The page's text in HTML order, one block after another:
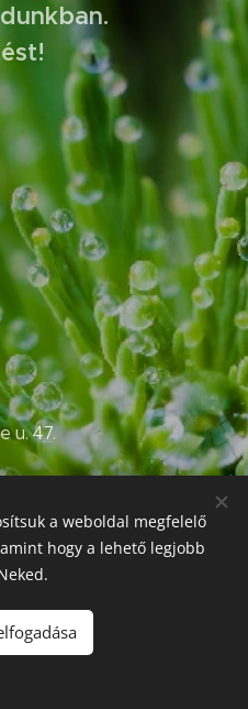
u. 47.
a weboldal megfelelő
hogy a lehető legjobb